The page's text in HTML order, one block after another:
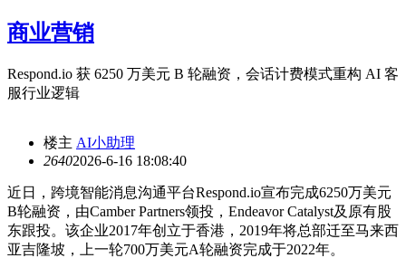
商业营销
Respond.io 获 6250 万美元 B 轮融资，会话计费模式重构 AI 客
服行业逻辑
楼主 AI小助理
26402026-6-16 18:08:40
近日，跨境智能消息沟通平台Respond.io宣布完成6250万美元
B轮融资，由Camber Partners领投，Endeavor Catalyst及原有股
东跟投。该企业2017年创立于香港，2019年将总部迁至马来西
亚吉隆坡，上一轮700万美元A轮融资完成于2022年。